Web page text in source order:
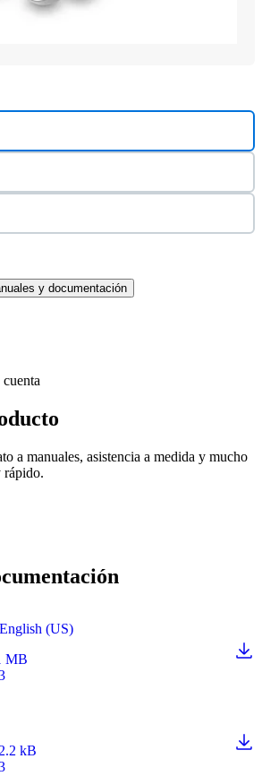
y documentación
a manuales, asistencia a medida y mucho
rápido.
(US)
MB
kB